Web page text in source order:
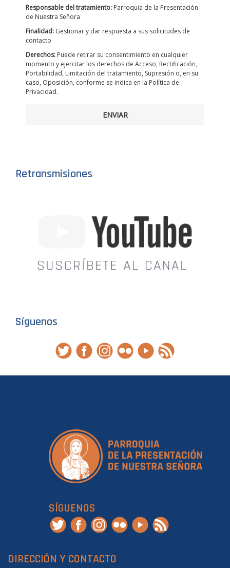
Responsable del tratamiento: Parroquia de la Presentación
de Nuestra Señora
Finalidad: Gestionar y dar respuesta a sus solicitudes de
contacto
Derechos: Puede retirar su consentimiento en cualquier
momento y ejercitar los derechos de Acceso, Rectificación,
Portabilidad, Limitación del tratamiento, Supresión o, en su
caso, Oposición, conforme se indica en la Política de
Privacidad.
ENVIAR
Retransmisiones
Síguenos
SÍGUENOS
DIRECCIÓN Y CONTACTO